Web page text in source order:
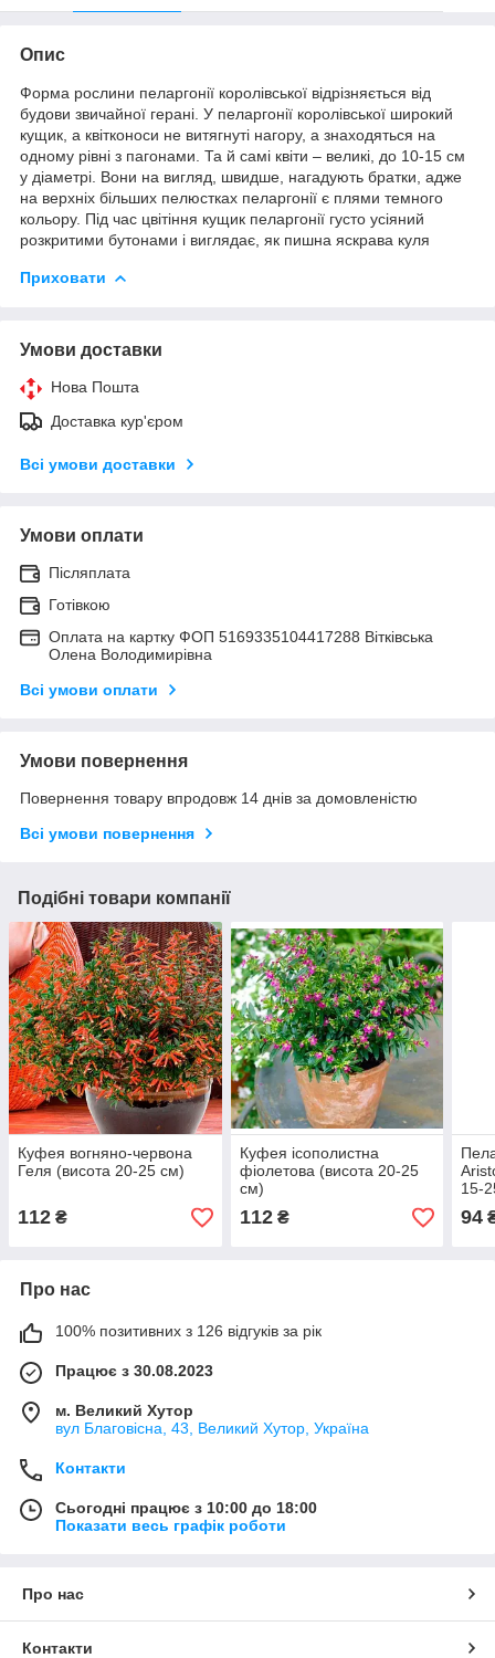
Опис
Форма рослини пеларгонії королівської відрізняється від
будови звичайної герані. У пеларгонії королівської широкий
кущик, а квітконоси не витягнуті нагору, а знаходяться на
одному рівні з пагонами. Та й самі квіти – великі, до 10-15 см
у діаметрі. Вони на вигляд, швидше, нагадують братки, адже
на верхніх більших пелюстках пеларгонії є плями темного
кольору. Під час цвітіння кущик пеларгонії густо усіяний
розкритими бутонами і виглядає, як пишна яскрава куля
Приховати
Умови доставки
Нова Пошта
Доставка кур'єром
Всі умови доставки
Умови оплати
Післяплата
Готівкою
Оплата на картку ФОП 5169335104417288 Вітківська
Олена Володимирівна
Всі умови оплати
Умови повернення
Повернення товару впродовж 14 днів за домовленістю
Всі умови повернення
Подібні товари компанії
Куфея вогняно-червона
Геля (висота 20-25 см)
112 ₴
Куфея ісополистна
фіолетова (висота 20-25
см)
112₴
15-
94
Про нас
100% позитивних з 126 відгуків за рік
Працює з 30.08.2023
м. Великий Хутор
вул Благовісна, 43, Великий Хутор, Україна
Контакти
Сьогодні працює з 10:00 до 18:00
Показати весь графік роботи
Про нас
Контакти